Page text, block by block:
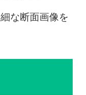
な断面画像を